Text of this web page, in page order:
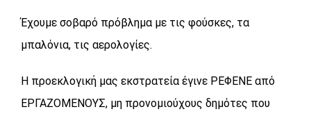
Έχουμε σοβαρό πρόβλημα με τις φούσκες, τα
μπαλόνια, τις αερολογίες.
Η προεκλογική μας εκστρατεία έγινε ΡΕΦΕΝΕ από
ΕΡΓΑΖΟΜΕΝΟΥΣ, μη προνομιούχους δημότες που